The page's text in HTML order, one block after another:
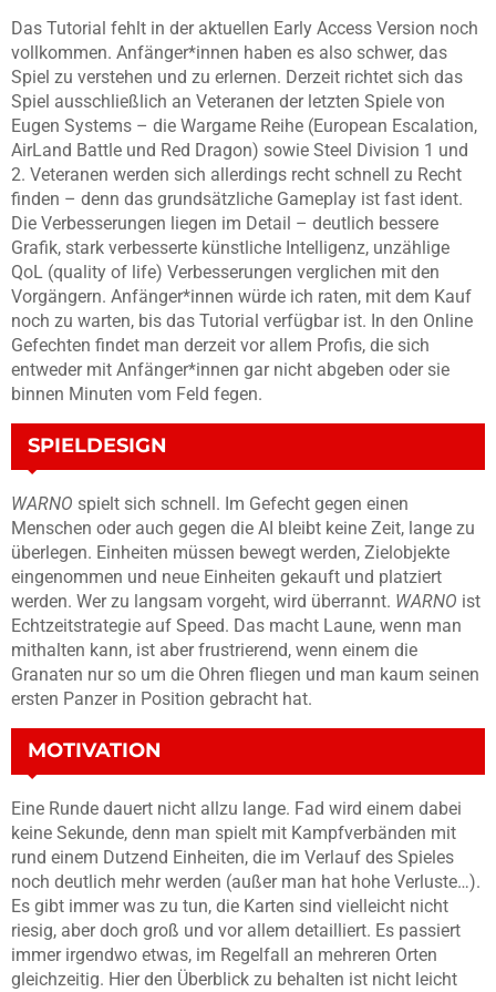
Das Tutorial fehlt in der aktuellen Early Access Version noch
vollkommen. Anfänger*innen haben es also schwer, das
Spiel zu verstehen und zu erlernen. Derzeit richtet sich das
Spiel ausschließlich an Veteranen der letzten Spiele von
Eugen Systems – die Wargame Reihe (European Escalation,
AirLand Battle und Red Dragon) sowie Steel Division 1 und
2. Veteranen werden sich allerdings recht schnell zu Recht
finden – denn das grundsätzliche Gameplay ist fast ident.
Die Verbesserungen liegen im Detail – deutlich bessere
Grafik, stark verbesserte künstliche Intelligenz, unzählige
QoL (quality of life) Verbesserungen verglichen mit den
Vorgängern. Anfänger*innen würde ich raten, mit dem Kauf
noch zu warten, bis das Tutorial verfügbar ist. In den Online
Gefechten findet man derzeit vor allem Profis, die sich
entweder mit Anfänger*innen gar nicht abgeben oder sie
binnen Minuten vom Feld fegen.
SPIELDESIGN
WARNO spielt sich schnell. Im Gefecht gegen einen
Menschen oder auch gegen die AI bleibt keine Zeit, lange zu
überlegen. Einheiten müssen bewegt werden, Zielobjekte
eingenommen und neue Einheiten gekauft und platziert
werden. Wer zu langsam vorgeht, wird überrannt. WARNO ist
Echtzeitstrategie auf Speed. Das macht Laune, wenn man
mithalten kann, ist aber frustrierend, wenn einem die
Granaten nur so um die Ohren fliegen und man kaum seinen
ersten Panzer in Position gebracht hat.
MOTIVATION
Eine Runde dauert nicht allzu lange. Fad wird einem dabei
keine Sekunde, denn man spielt mit Kampfverbänden mit
rund einem Dutzend Einheiten, die im Verlauf des Spieles
noch deutlich mehr werden (außer man hat hohe Verluste…).
Es gibt immer was zu tun, die Karten sind vielleicht nicht
riesig, aber doch groß und vor allem detailliert. Es passiert
immer irgendwo etwas, im Regelfall an mehreren Orten
gleichzeitig. Hier den Überblick zu behalten ist nicht leicht